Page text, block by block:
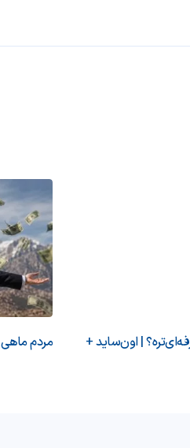
| اون‌ساید +
مردم ماهی ۱۵ همت پول وی‌پی‌ان می‌دن! | تک‌تاک